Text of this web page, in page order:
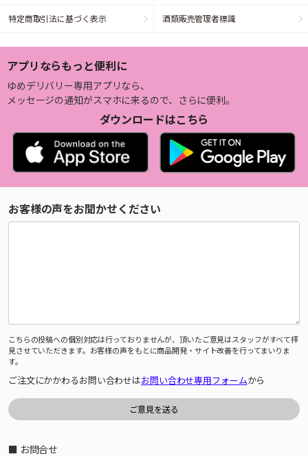
特定商取引法に基づく表示 酒類販売管理者標識
アプリならもっと便利に
ゆめデリバリー専用アプリなら、
メッセージの通知がスマホに来るので、さらに便利。
ダウンロードはこちら
お客様の声をお聞かせください
こちらの投稿への個別対応は行っておりませんが、頂いたご意見はスタッフがすべて拝
見させていただきます。お客様の声をもとに商品開発・サイト改善を行ってまいりま
す。
ご注文にかかわるお問い合わせはお問い合わせ専用フォームから
■ お問合せ